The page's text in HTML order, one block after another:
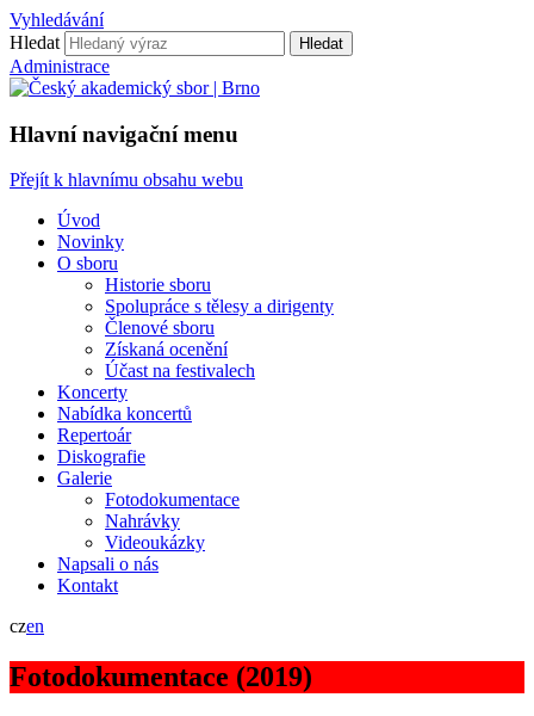
Vyhledávání
Hledat
Hledat
Administrace
Hlavní navigační menu
Přejít k hlavnímu obsahu webu
Úvod
Novinky
O sboru
Historie sboru
Spolupráce s tělesy a dirigenty
Členové sboru
Získaná ocenění
Účast na festivalech
Koncerty
Nabídka koncertů
Repertoár
Diskografie
Galerie
Fotodokumentace
Nahrávky
Videoukázky
Napsali o nás
Kontakt
czen
Fotodokumentace (2019)